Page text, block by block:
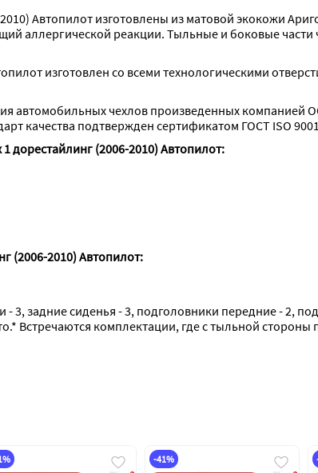
Автопилот изготовлены из матовой экокожи
аллергической реакции. Тыльные и боковые части
изготовлен со всеми технологическими
автомобильных чехлов произведенных компанией
качества подтвержден сертификатом ГОСТ ISO
дорестайлинг (2006-2010) Автопилот:
(2006-2010) Автопилот:
3, задние сиденья - 3, подголовники передние - 2,
Встречаются комплектации, где с тыльной
-41%